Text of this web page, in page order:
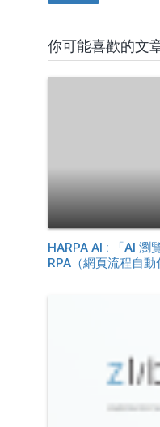
你可能喜歡的文
HARPA AI : 「AI 瀏
RPA（網頁流程自